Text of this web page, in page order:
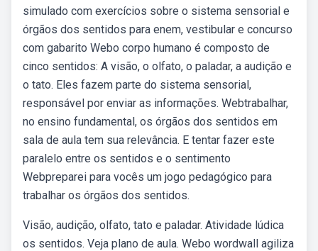
simulado com exercícios sobre o sistema sensorial e
órgãos dos sentidos para enem, vestibular e concurso
com gabarito Webo corpo humano é composto de
cinco sentidos: A visão, o olfato, o paladar, a audição e
o tato. Eles fazem parte do sistema sensorial,
responsável por enviar as informações. Webtrabalhar,
no ensino fundamental, os órgãos dos sentidos em
sala de aula tem sua relevância. E tentar fazer este
paralelo entre os sentidos e o sentimento
Webpreparei para vocês um jogo pedagógico para
trabalhar os órgãos dos sentidos.
Visão, audição, olfato, tato e paladar. Atividade lúdica
os sentidos. Veja plano de aula. Webo wordwall agiliza